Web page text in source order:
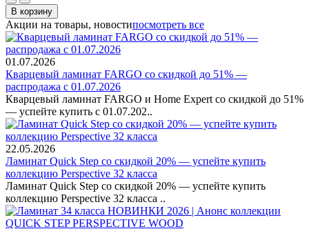
В корзину
Акции на товары, новостипосмотреть все
01.07.2026
Кварцевый ламинат FARGO со скидкой до 51% —
распродажа с 01.07.2026
Кварцевый ламинат FARGO и Home Expert со скидкой до 51%
— успейте купить с 01.07.202..
22.05.2026
Ламинат Quick Step со скидкой 20% — успейте купить
коллекцию Perspective 32 класса
Ламинат Quick Step со скидкой 20% — успейте купить
коллекцию Perspective 32 класса ..